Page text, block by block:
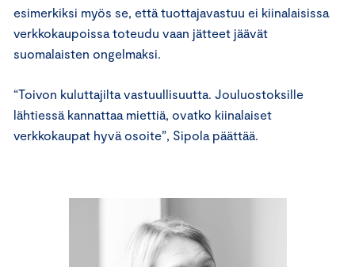
esimerkiksi myös se, että tuottajavastuu ei kiinalaisissa
verkkokaupoissa toteudu vaan jätteet jäävät
suomalaisten ongelmaksi.
“Toivon kuluttajilta vastuullisuutta. Jouluostoksille
lähtiessä kannattaa miettiä, ovatko kiinalaiset
verkkokaupat hyvä osoite”, Sipola päättää.